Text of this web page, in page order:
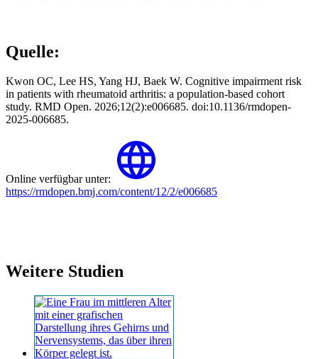
Quelle:
Kwon OC, Lee HS, Yang HJ, Baek W. Cognitive impairment risk
in patients with rheumatoid arthritis: a population-based cohort
study. RMD Open. 2026;12(2):e006685. doi:10.1136/rmdopen-
2025-006685.
Online verfügbar unter:
https://rmdopen.bmj.com/content/12/2/e006685
Weitere Studien